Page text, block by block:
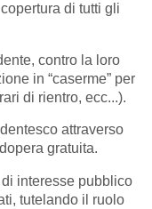
di tutti gli
contro la loro
in “caserme” per
di rientro, ecc...).
attraverso
gratuita.
interesse pubblico
tutelando il ruolo